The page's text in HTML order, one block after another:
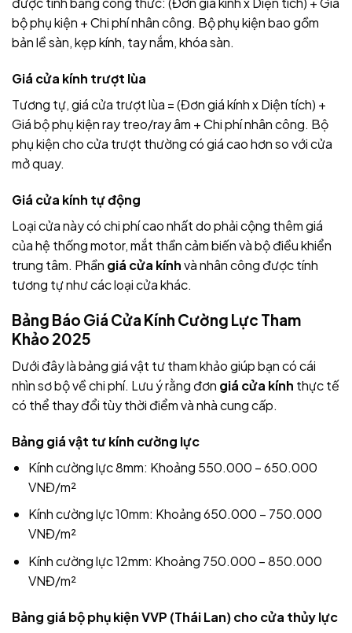
bộ phụ kiện + Chi phí nhân công. Bộ phụ kiện bao gồm
bản lề sàn, kẹp kính, tay nắm, khóa sàn.
Giá cửa kính trượt lùa
Tương tự, giá cửa trượt lùa = (Đơn giá kính x Diện tích) +
Giá bộ phụ kiện ray treo/ray âm + Chi phí nhân công. Bộ
phụ kiện cho cửa trượt thường có giá cao hơn so với cửa
mở quay.
Giá cửa kính tự động
Loại cửa này có chi phí cao nhất do phải cộng thêm giá
của hệ thống motor, mắt thần cảm biến và bộ điều khiển
trung tâm. Phần giá cửa kínhvà nhân công được tính
tương tự như các loại cửa khác.
Bảng Báo Giá Cửa Kính Cường Lực Tham
Khảo 2025
Dưới đây là bảng giá vật tư tham khảo giúp bạn có cái
nhìn sơ bộ về chi phí. Lưu ý rằng đơn giá cửa kính thực tế
có thể thay đổi tùy thời điểm và nhà cung cấp.
Bảng giá vật tư kính cường lực
Kính cường lực 8mm: Khoảng 550.000 – 650.000
VNĐ/m²
Kính cường lực 10mm: Khoảng 650.000 – 750.000
VNĐ/m²
Kính cường lực 12mm: Khoảng 750.000 – 850.000
VNĐ/m²
Bảng giá bộ phụ kiện VVP (Thái Lan) cho cửa thủy lực